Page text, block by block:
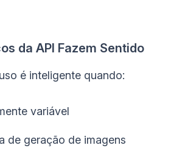
da API Fazem Sentido
é inteligente quando:
variável
de geração de imagens